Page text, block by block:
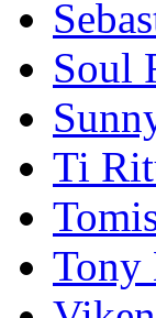
Soul
Ti
Tony